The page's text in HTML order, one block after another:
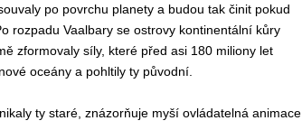
po povrchu planety a budou tak činit pokud
rozpadu Vaalbary se ostrovy kontinentální kůry
zformovaly síly, které před asi 180 miliony let
oceány a pohltily ty původní.
ty staré, znázorňuje myší ovládatelná animace